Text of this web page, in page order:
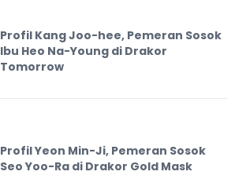
Profil Kang Joo-hee, Pemeran Sosok
Ibu Heo Na-Young di Drakor
Tomorrow
Profil Yeon Min-Ji, Pemeran Sosok
Seo Yoo-Ra di Drakor Gold Mask